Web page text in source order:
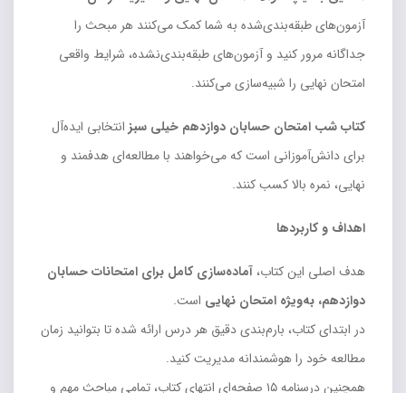
آزمون‌های طبقه‌بندی‌شده به شما کمک می‌کنند هر مبحث را
جداگانه مرور کنید و آزمون‌های طبقه‌بندی‌نشده، شرایط واقعی
امتحان نهایی را شبیه‌سازی می‌کنند.
کتاب شب امتحان حسابان دوازدهم خیلی سبز انتخابی ایده‌آل
برای دانش‌آموزانی است که می‌خواهند با مطالعه‌ای هدفمند و
نهایی، نمره بالا کسب کنند.
اهداف و کاربردها
هدف اصلی این کتاب، آماده‌سازی کامل برای امتحانات حسابان
دوازدهم، به‌ویژه امتحان نهایی است.
در ابتدای کتاب، بارم‌بندی دقیق هر درس ارائه شده تا بتوانید زمان
مطالعه خود را هوشمندانه مدیریت کنید.
همچنین درسنامه ۱۵ صفحه‌ای انتهای کتاب، تمامی مباحث مهم و